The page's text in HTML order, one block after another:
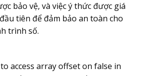
bảo vệ, và việc ý thức được giá
tiên để đảm bảo an toàn cho
trình số.
access array offset on false in